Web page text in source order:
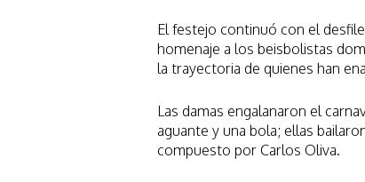
El festejo continuó con el
homenaje a los beisbolistas
la trayectoria de quienes han
Las damas engalanaron el
aguante y una bola; ellas
compuesto por Carlos Oliva.